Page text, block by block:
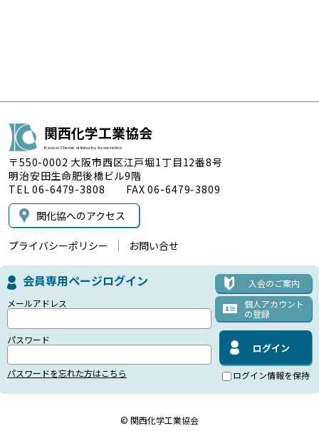
関西化学工業協会
Kansai Chemical Industry Association
〒550-0002 大阪市西区江戸堀1丁目12番8号
明治安田生命肥後橋ビル9階
TEL 06-6479-3808 FAX 06-6479-3809
関化協へのアクセス
プライバシーポリシー お問い合せ
会員専用ページログイン
入会のご案内
個人アカウント
の登録
メールアドレス
パスワード
パスワードを忘れた方はこちら ログイン情報を保持
© 関西化学工業協会